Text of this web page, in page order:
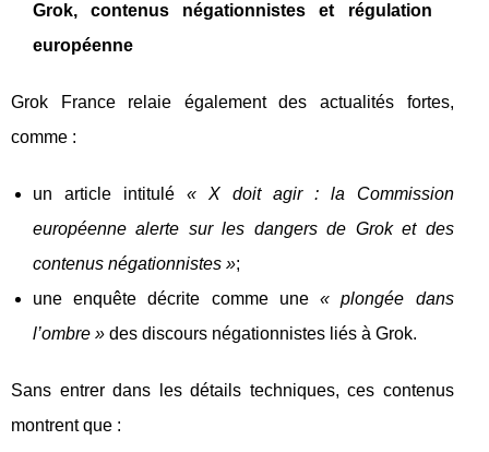
Grok, contenus négationnistes et régulation
européenne
Grok France relaie également des actualités fortes,
comme :
un article intitulé « X doit agir : la Commission
européenne alerte sur les dangers de Grok et des
contenus négationnistes »;
une enquête décrite comme une« plongée dans
l’ombre » des discours négationnistes liés à Grok.
Sans entrer dans les détails techniques, ces contenus
montrent que :